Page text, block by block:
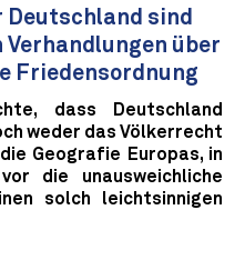
sind
über
Friedensordnung
dass Deutschland
weder das Völkerrecht
Geografie Europas, in
die unausweichliche
solch leichtsinnigen